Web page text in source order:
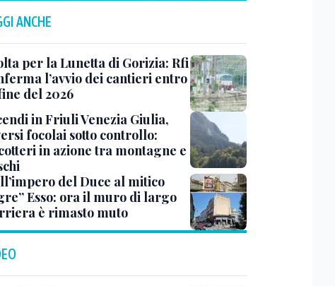
ANCHE
per la Lunetta di Gorizia: Rfi
l’avvio dei cantieri entro
del 2026
in Friuli Venezia Giulia,
focolai sotto controllo:
in azione tra montagne e
del Duce al mitico
Esso: ora il muro di largo
è rimasto muto